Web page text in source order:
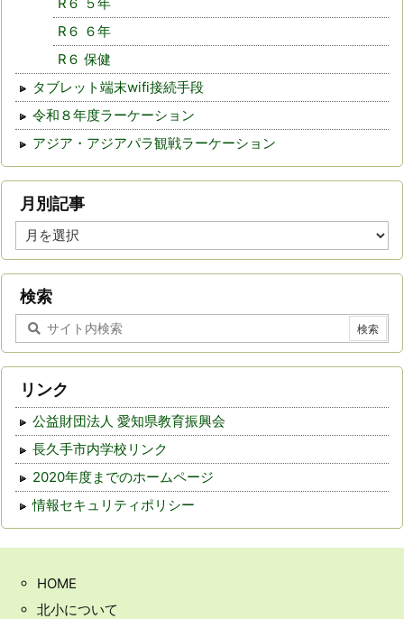
R６ ６年
R６ 保健
タブレット端末wifi接続手段
令和８年度ラーケーション
アジア・アジアパラ観戦ラーケーション
月別記事
月
別
記
検索
リンク
公益財団法人 愛知県教育振興会
長久手市内学校リンク
2020年度までのホームページ
情報セキュリティポリシー
HOME
北小について